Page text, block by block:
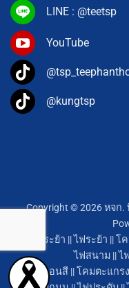
LINE : @teetsp
YouTube
@kungtsp
Copyright © 2026 หจก.
โคมไฟระย้า ||ไฟระย้า ||โ
ไฟสนาม ||ไ
หลอดนีออนสี ||โคมตะแกรง